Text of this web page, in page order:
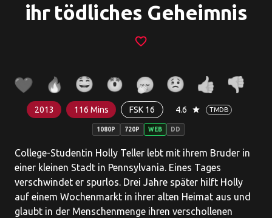
ihr tödliches Geheimnis
favorite_border
2013 116 Mins FSK 16 4.6 star TMDB
1080P 720P WEB DD
College-Studentin Holly Teller lebt mit ihrem Bruder in
einer kleinen Stadt in Pennsylvania. Eines Tages
verschwindet er spurlos. Drei Jahre später hilft Holly
auf einem Wochenmarkt in ihrer alten Heimat aus und
glaubt in der Menschenmenge ihren verschollenen